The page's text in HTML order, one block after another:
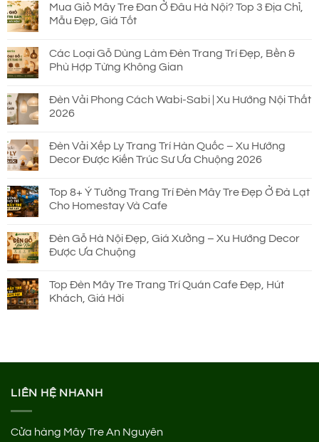
Mua Giỏ Mây Tre Đan Ở Đâu Hà Nội? Top 3 Địa Chỉ,
Mẫu Đẹp, Giá Tốt
Các Loại Gỗ Dùng Làm Đèn Trang Trí Đẹp, Bền &
Phù Hợp Từng Không Gian
Đèn Vải Phong Cách Wabi-Sabi | Xu Hướng Nội Thất
2026
Đèn Vải Xếp Ly Trang Trí Hàn Quốc – Xu Hướng
Decor Được Kiến Trúc Sư Ưa Chuộng 2026
Top 8+ Ý Tưởng Trang Trí Đèn Mây Tre Đẹp Ở Đà Lạt
Cho Homestay Và Cafe
Đèn Gỗ Hà Nội Đẹp, Giá Xưởng – Xu Hướng Decor
Được Ưa Chuộng
Top Đèn Mây Tre Trang Trí Quán Cafe Đẹp, Hút
Khách, Giá Hời
LIÊN HỆ NHANH
Cửa hàng Mây Tre An Nguyên